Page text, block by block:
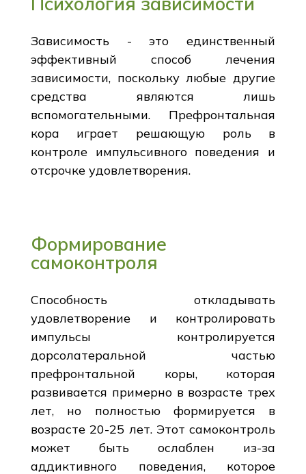
Зависимость - это единственный
эффективный способ лечения
зависимости, поскольку любые другие
средства являются лишь
вспомогательными. Префронтальная
кора играет решающую роль в
контроле импульсивного поведения и
отсрочке удовлетворения.
Формирование
самоконтроля
Способность откладывать
удовлетворение и контролировать
импульсы контролируется
дорсолатеральной частью
префронтальной коры, которая
развивается примерно в возрасте трех
лет, но полностью формируется в
возрасте 20-25 лет. Этот самоконтроль
может быть ослаблен из-за
аддиктивного поведения, которое